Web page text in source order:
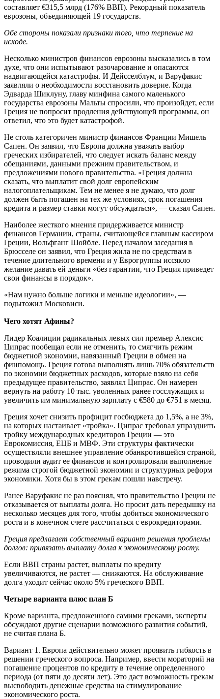
составляет €315,5 млрд (176% ВВП). Рекордный показатель
еврозоны, объединяющей 19 государств.
Обе стороны показали признаки того, что терпение на
исходе.
Несколько министров финансов еврозоны высказались в том
духе, что они испытывают разочарование и опасаются
надвигающейся катастрофы. И Дейсселблум, и Варуфакис
заявляли о необходимости восстановить доверие. Когда
Эдварда Шиклуну, главу минфина самого маленького
государства еврозоны Мальты спросили, что произойдет, если
Греция не попросит продления действующей программы, он
ответил, что это будет катастрофой.
Не столь категоричен министр финансов Франции Мишель
Сапен. Он заявил, что Европа должна уважать выбор
греческих избирателей, что следует искать баланс между
обещаниями, данными прежним правительством, и
предложениями нового правительства. «Греция должна
сказать, что выплатит свой долг европейским
налогоплательщикам. Тем не менее я не думаю, что долг
должен быть погашен на тех же условиях, срок погашения
кредита и размер ставки могут обсуждаться», — сказал Сапен.
Наиболее жесткого мнения придерживается министр
финансов Германии, страны, считающейся главным кассиром
Греции, Вольфганг Шойбле. Перед началом заседания в
Брюсселе он заявил, что Греция жила не по средствам в
течение длительного времени и у Еврогруппы иссякло
желание давать ей деньги «без гарантии, что Греция приведет
свои финансы в порядок».
«Нам нужно больше логики и меньше идеологии», —
подытожил Московиcи.
Чего хотят Афины?
Лидер Коалиции радикальных левых сил премьер Алексис
Ципрас пообещал если не отменить, то смягчить режим
бюджетной экономии, навязанный Греции в обмен на
финпомощь. Греция готова выполнять лишь 70% обязательств
по экономии бюджетных расходов, которые взяло на себя
предыдущее правительство, заявлял Ципрас. Он намерен
вернуть на работу 10 тыс. уволенных ранее госслужащих и
увеличить им минимальную зарплату с €580 до €751 в месяц.
Греция хочет снизить профицит госбюджета до 1,5%, а не 3%,
на которых настаивает «тройка». Ципрас требовал упразднить
тройку международных кредиторов Греции — это
Еврокомиссия, ЕЦБ и МВФ. Эти структуры фактически
осуществляли внешнее управление обанкротившейся страной,
проводили аудит ее финансов и контролировали выполнение
режима строгой бюджетной экономии и структурных реформ
экономики. Хотя бы в этом грекам пошли навстречу.
Ранее Варуфакис не раз пояснял, что правительство Греции не
отказывается от выплаты долга. Но просит дать передышку на
несколько месяцев для того, чтобы добиться экономического
роста и в конечном счете рассчитаться с еврокредиторами.
Греция предлагает собственный вариант решения проблемы
долгов: привязать выплату долга к экономическому росту.
Если ВВП страны растет, выплаты по кредиту
увеличиваются, не растет — снижаются. На обслуживание
долга уходит сейчас около 5% греческого ВВП.
Четыре варианта плюс план Б
Кроме варианта, предложенного самими греками, эксперты
обсуждают другие сценарии возможного развития событий,
не считая плана Б.
Вариант 1. Европа действительно может проявить гибкость в
решении греческого вопроса. Например, ввести мораторий на
погашение процентов по кредиту в течение определенного
периода (от пяти до десяти лет). Это даст возможность грекам
высвободить денежные средства на стимулирование
экономического роста.